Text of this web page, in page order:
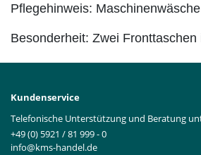
Pflegehinweis:
Besonderheit: Zwei
Kundenservice
Telefonische Unterstützung und Beratung
+49 (0) 5921 / 81 999 - 0
info@kms-handel.de